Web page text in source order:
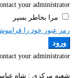
your administrator.
مرا بخاطر بسپر
رمز عبور خود را
ورود
your administrator.
شعبه مرکزی : شاه عباسی،